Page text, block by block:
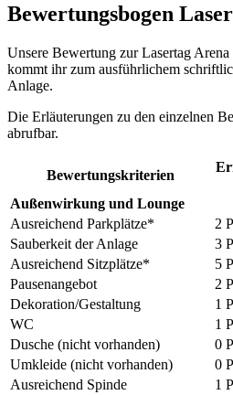
Bewertungsbogen
Unsere Bewertung zur Lasertag
kommt ihr zum ausführlichem
Anlage.
Die Erläuterungen zu den einzelnen
abrufbar.
Bewertungskriterien
Außenwirkung und Lounge
Ausreichend Parkplätze*
2
Sauberkeit der Anlage
3
Ausreichend Sitzplätze*
5
Pausenangebot
2
Dekoration/Gestaltung
1
WC
1
Dusche (nicht vorhanden)
0
Umkleide (nicht vorhanden)
0
Ausreichend Spinde
1